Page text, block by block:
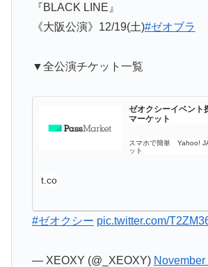
『BLACK LINE』
《大阪公演》12/19(土)#ゼオブラ
▼全公演チケット一覧
ゼオクシーイベント
マーケット
スマホで簡単 Yahoo!
ット
t.co
#ゼオクシー pic.twitter.com/
— XEOXY (@_XEOXY)